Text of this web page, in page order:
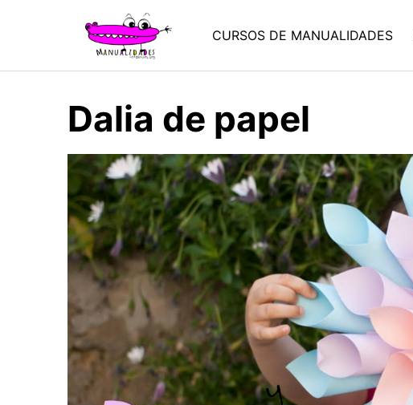
CURSOS DE MANUALIDADES
Dalia de papel